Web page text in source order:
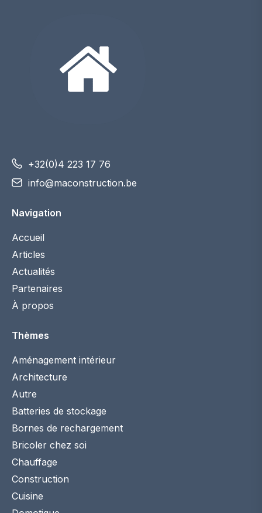
+32(0)4 223 17 76
info@maconstruction.be
Navigation
Accueil
Articles
Actualités
Partenaires
À propos
Thèmes
Aménagement intérieur
Architecture
Autre
Batteries de stockage
Bornes de rechargement
Bricoler chez soi
Chauffage
Construction
Cuisine